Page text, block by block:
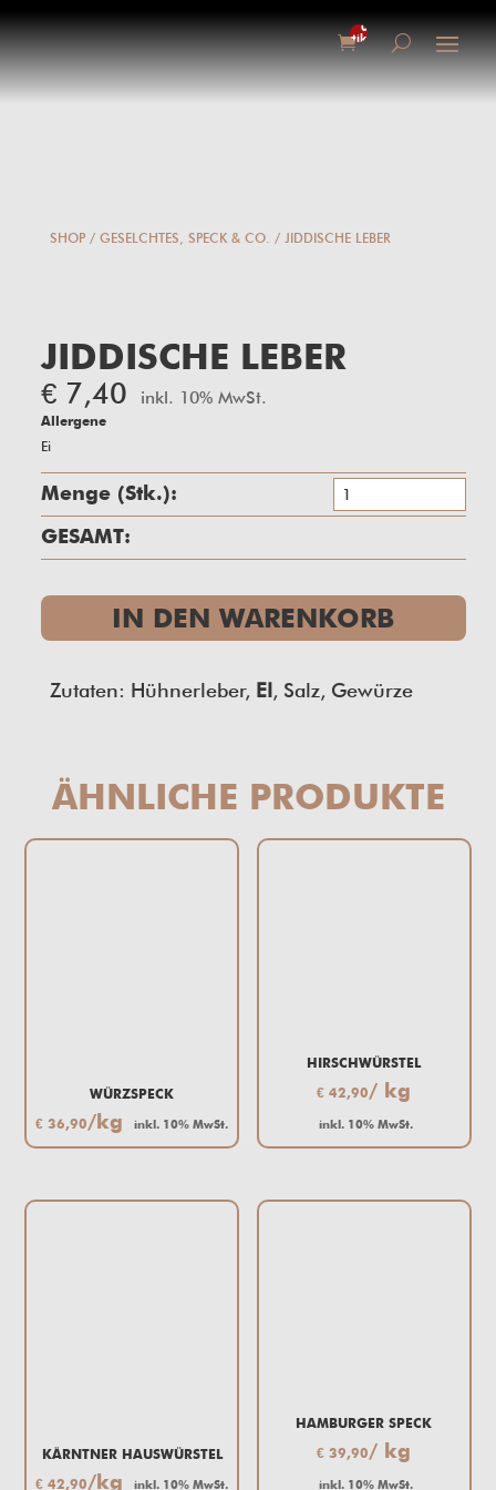
0-
Artikel
SHOP/ GESELCHTES, SPECK & CO. / JIDDISCHE LEBER
JIDDISCHE LEBER
€7,40 inkl. 10% MwSt.
Allergene
Ei
Stk.
IN DEN WARENKORB
GESAMT:
Zutaten: Hühnerleber, EI, Salz, Gewürze
ÄHNLICHE PRODUKTE
WÜRZSPECK
€ 36,90/kg inkl. 10% MwSt.
HIRSCHWÜRSTEL
€ 42,90/ kg
inkl. 10% MwSt.
KÄRNTNER HAUSWÜRSTEL
€ 42,90/kg inkl. 10% MwSt.
HAMBURGER SPECK
€ 39,90/ kg
inkl. 10% MwSt.